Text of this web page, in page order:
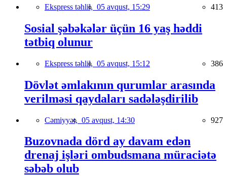
Ekspress təhlil, 05 avqust, 15:29 413
Sosial şəbəkələr üçün 16 yaş həddi
tətbiq olunur
Ekspress təhlil, 05 avqust, 15:12 386
Dövlət əmlakının qurumlar arasında
verilməsi qaydaları sadələşdirilib
Cəmiyyət, 05 avqust, 14:30 927
Buzovnada dörd ay davam edən
drenaj işləri ombudsmana müraciətə
səbəb olub